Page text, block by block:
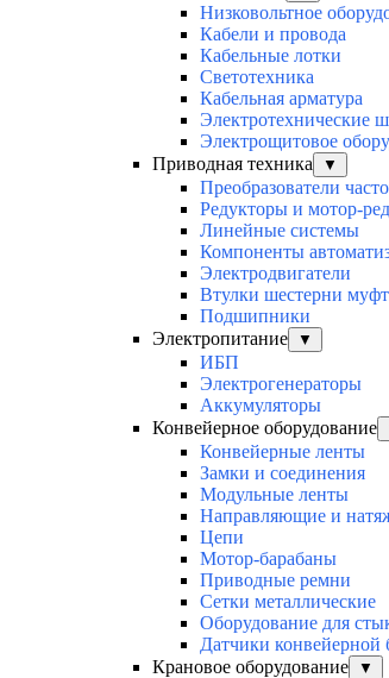
Низковольтное
Кабели и провода
Кабельные лотки
Светотехника
Кабельная арматура
Электротехнические
Электрощитовое
Приводная техника
▼
Преобразователи
Редукторы и мотор-
Линейные системы
Компоненты
Электродвигатели
Втулки шестерни
Подшипники
Электропитание
▼
ИБП
Электрогенераторы
Аккумуляторы
Конвейерное оборудование
Конвейерные ленты
Замки и соединения
Модульные ленты
Направляющие и
Цепи
Мотор-барабаны
Приводные ремни
Сетки металлические
Оборудование для
Датчики конвейерной
Крановое оборудование
▼